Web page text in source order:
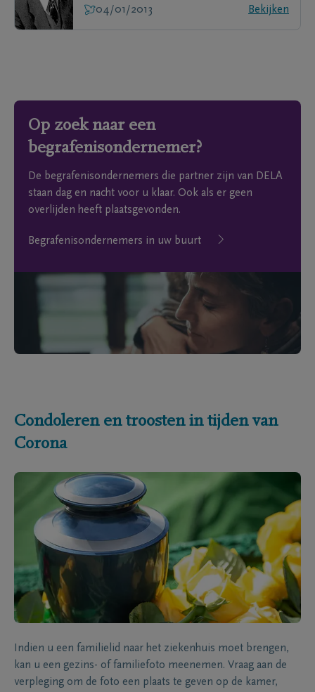
04/01/2013
Bekijken
Op zoek naar een
begrafenisondernemer?
De begrafenisondernemers die partner zijn van DELA
staan dag en nacht voor u klaar. Ook als er geen
overlijden heeft plaatsgevonden.
Begrafenisondernemers in uw buurt
Condoleren en troosten in tijden van
Corona
Indien u een familielid naar het ziekenhuis moet brengen,
kan u een gezins- of familiefoto meenemen. Vraag aan de
verpleging om de foto een plaats te geven op de kamer,